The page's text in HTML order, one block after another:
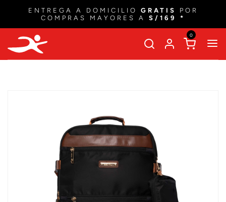
ENTREGA A DOMICILIO GRATIS
POR
COMPRAS MAYORES A S/169 *
0